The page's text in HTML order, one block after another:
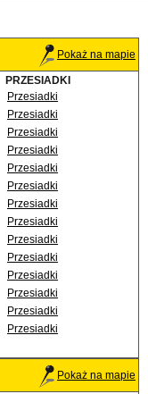
Pokaż na mapie
PRZESIADKI
Przesiadki
Przesiadki
Przesiadki
Przesiadki
Przesiadki
Przesiadki
Przesiadki
Przesiadki
Przesiadki
Przesiadki
Przesiadki
Przesiadki
Przesiadki
Przesiadki
Pokaż na mapie